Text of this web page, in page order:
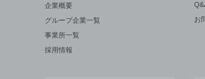
企業概要
グループ企業一覧
事業所一覧
採用情報
お